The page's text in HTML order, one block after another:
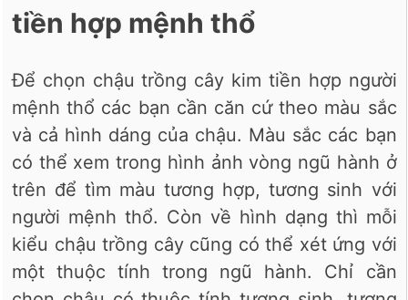
tiền hợp mệnh thổ
Để chọn chậu trồng cây kim tiền hợp người
mệnh thổ các bạn cần căn cứ theo màu sắc
và cả hình dáng của chậu. Màu sắc các bạn
có thể xem trong hình ảnh vòng ngũ hành ở
trên để tìm màu tương hợp, tương sinh với
người mệnh thổ. Còn về hình dạng thì mỗi
kiểu chậu trồng cây cũng có thể xét ứng với
một thuộc tính trong ngũ hành. Chỉ cần